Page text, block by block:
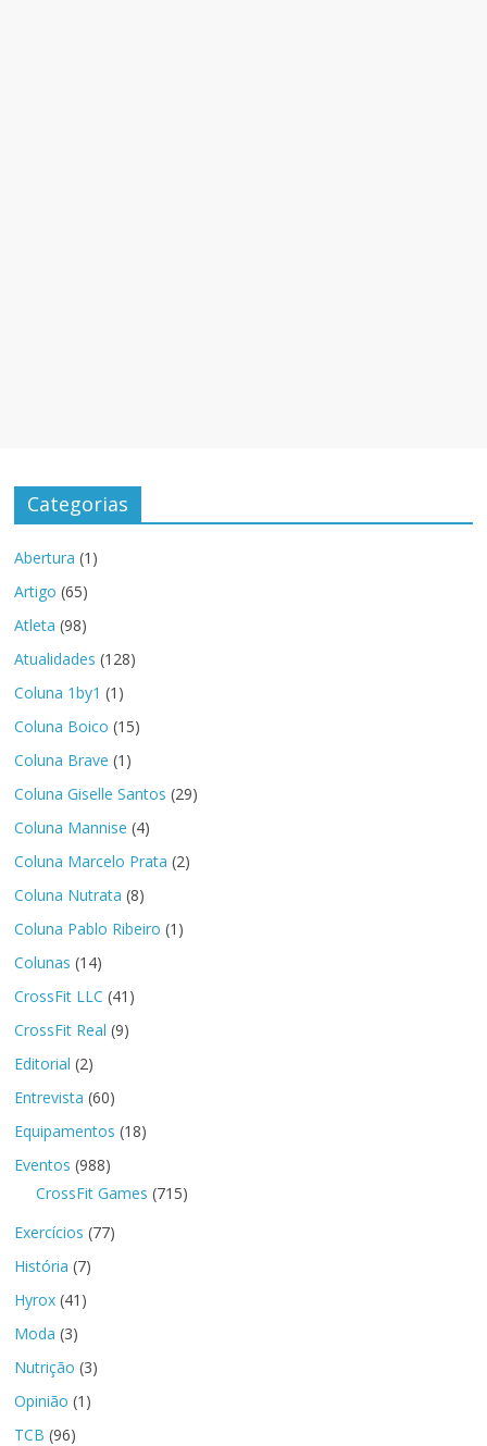
Categorias
Abertura (1)
Artigo (65)
Atleta (98)
Atualidades (128)
Coluna 1by1 (1)
Coluna Boico (15)
Coluna Brave (1)
Coluna Giselle Santos (29)
Coluna Mannise (4)
Coluna Marcelo Prata (2)
Coluna Nutrata (8)
Coluna Pablo Ribeiro (1)
Colunas (14)
CrossFit LLC (41)
CrossFit Real (9)
Editorial (2)
Entrevista (60)
Equipamentos (18)
Eventos (988)
CrossFit Games (715)
Exercícios (77)
História (7)
Hyrox (41)
Moda (3)
Nutrição (3)
Opinião (1)
TCB (96)